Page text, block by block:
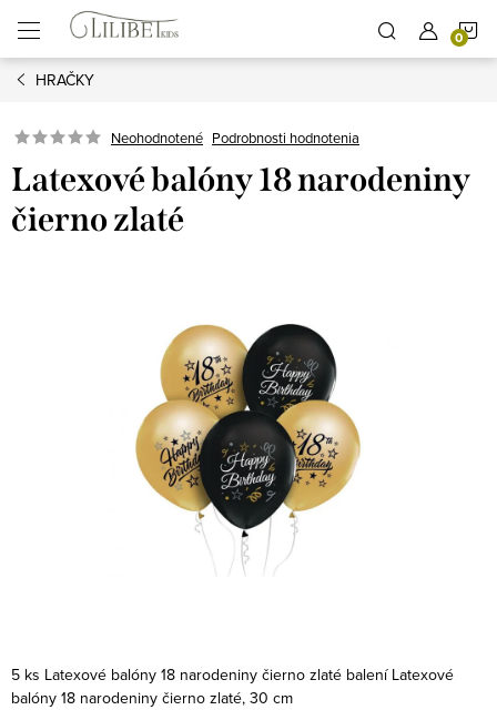
obsah
HRAČKY
Neohodnotené Podrobnosti hodnotenia
Latexové balóny 18 narodeniny
čierno zlaté
5 ks Latexové balóny 18 narodeniny čierno zlaté balení Latexové
balóny 18 narodeniny čierno zlaté, 30 cm